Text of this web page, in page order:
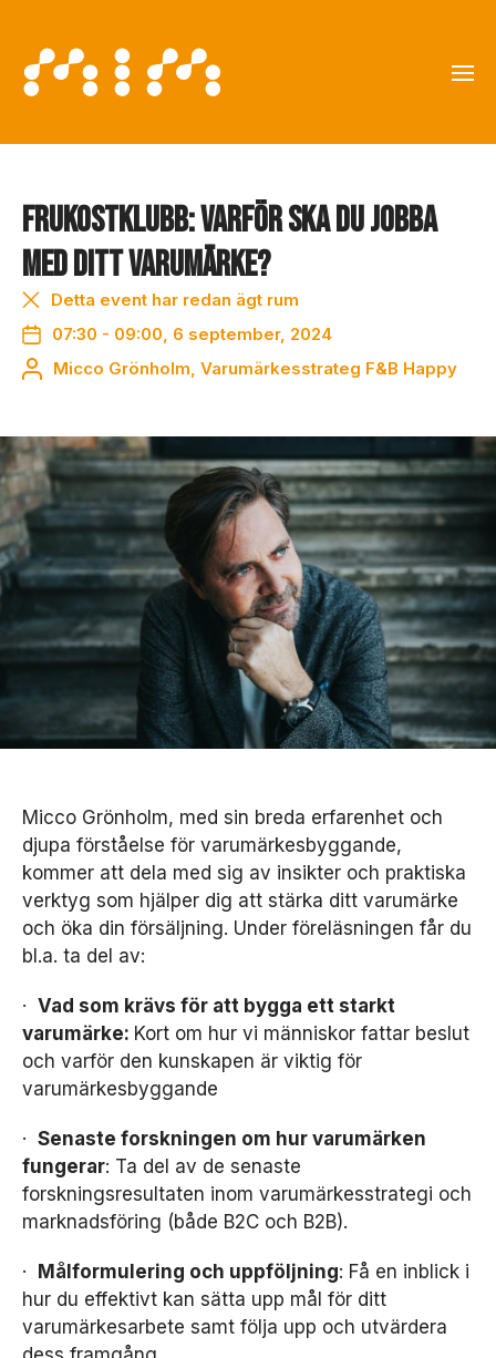
Frukostklubb: Varför ska du jobba
med ditt varumärke?
Detta event har redan ägt rum
07:30 - 09:00, 6 september, 2024
Micco Grönholm, Varumärkesstrateg F&B Happy
Micco Grönholm, med sin breda erfarenhet och
djupa förståelse för varumärkesbyggande,
kommer att dela med sig av insikter och praktiska
verktyg som hjälper dig att stärka ditt varumärke
och öka din försäljning. Under föreläsningen får du
bl.a. ta del av:
· Vad som krävs för att bygga ett starkt
varumärke: Kort om hur vi människor fattar beslut
och varför den kunskapen är viktig för
varumärkesbyggande
· Senaste forskningen om hur varumärken
fungerar: Ta del av de senaste
forskningsresultaten inom varumärkesstrategi och
marknadsföring (både B2C och B2B).
· Målformulering och uppföljning: Få en inblick i
hur du effektivt kan sätta upp mål för ditt
varumärkesarbete samt följa upp och utvärdera